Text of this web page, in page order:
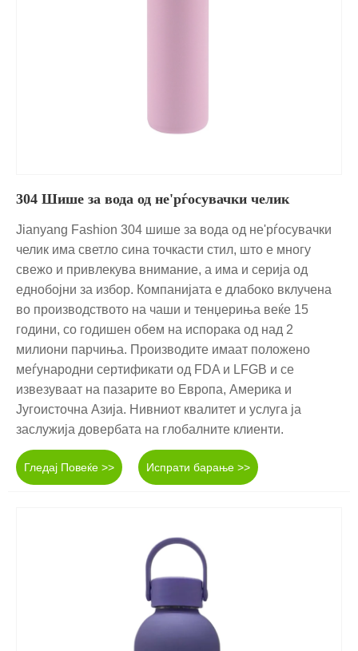
304 Шише за вода од не'рѓосувачки челик
Jianyang Fashion 304 шише за вода од не'рѓосувачки
челик има светло сина точкасти стил, што е многу
свежо и привлекува внимание, а има и серија од
еднобојни за избор. Компанијата е длабоко вклучена
во производството на чаши и тенџериња веќе 15
години, со годишен обем на испорака од над 2
милиони парчиња. Производите имаат положено
меѓународни сертификати од FDA и LFGB и се
извезуваат на пазарите во Европа, Америка и
Југоисточна Азија. Нивниот квалитет и услуга ја
заслужија довербата на глобалните клиенти.
Гледај Повеќе >> Испрати барање >>